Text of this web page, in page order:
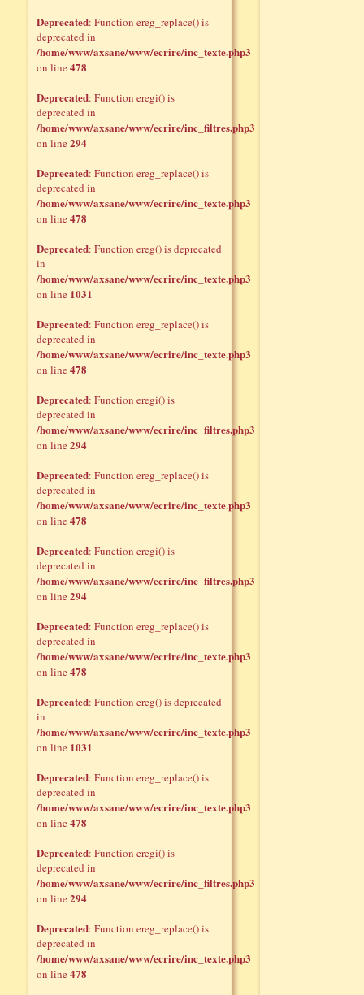
Deprecated: Function ereg_replace() is
deprecated in
/home/www/axsane/www/ecrire/inc_texte.php3
on line478
Deprecated: Function eregi() is
deprecated in
/home/www/axsane/www/ecrire/inc_filtres.php3
on line294
Deprecated: Function ereg_replace() is
deprecated in
/home/www/axsane/www/ecrire/inc_texte.php3
on line478
Deprecated: Function ereg() is deprecated
in
/home/www/axsane/www/ecrire/inc_texte.php3
on line 1031
Deprecated: Function ereg_replace() is
deprecated in
/home/www/axsane/www/ecrire/inc_texte.php3
on line478
Deprecated: Function eregi() is
deprecated in
/home/www/axsane/www/ecrire/inc_filtres.php3
on line294
Deprecated: Function ereg_replace() is
deprecated in
/home/www/axsane/www/ecrire/inc_texte.php3
on line478
Deprecated: Function eregi() is
deprecated in
/home/www/axsane/www/ecrire/inc_filtres.php3
on line294
Deprecated: Function ereg_replace() is
deprecated in
/home/www/axsane/www/ecrire/inc_texte.php3
on line478
Deprecated: Function ereg() is deprecated
in
/home/www/axsane/www/ecrire/inc_texte.php3
on line 1031
Deprecated: Function ereg_replace() is
deprecated in
/home/www/axsane/www/ecrire/inc_texte.php3
on line478
Deprecated: Function eregi() is
deprecated in
/home/www/axsane/www/ecrire/inc_filtres.php3
on line294
Deprecated: Function ereg_replace() is
deprecated in
/home/www/axsane/www/ecrire/inc_texte.php3
on line478